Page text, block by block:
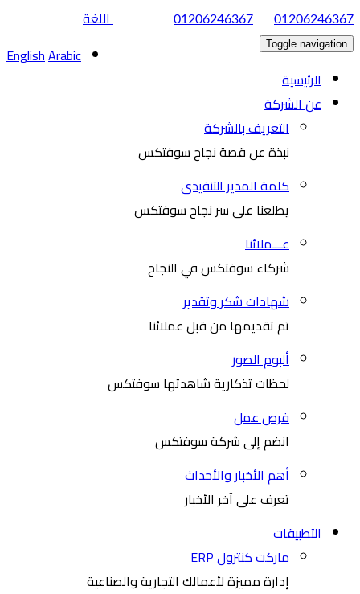
01206246367
01206246367
اللغة
EnglishArabic Toggle navigation
الرئيسية
عن الشركة
التعريف بالشركة
نبذة عن قصة نجاح سوفتكس
كلمة المدير التنفيذى
يطلعنا على سر نجاح سوفتكس
عـــملائنا
شركاء سوفتكس في النجاح
شهادات شكر وتقدير
تم تقديمها من قبل عملائنا
ألبوم الصور
لحظات تذكارية شاهدتها سوفتكس
فرص عمل
انضم إلى شركة سوفتكس
أهم الأخبار والأحداث
تعرف على آخر الأخبار
التطبيقات
ماركت كنترول ERP
إدارة مميزة لأعمالك التجارية والصناعية